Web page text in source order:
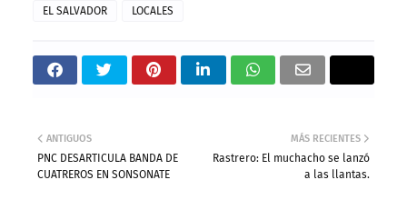
EL SALVADOR LOCALES
MÁS RECIENTES
Rastrero: El muchacho se lanzó
a las llantas.
ANTIGUOS
PNC DESARTICULA BANDA DE
CUATREROS EN SONSONATE